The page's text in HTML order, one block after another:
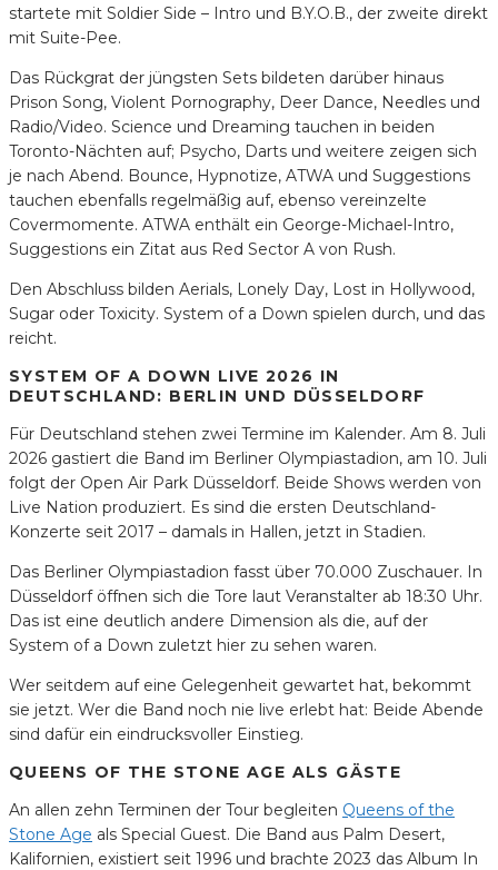
startete mit Soldier Side – Intro und B.Y.O.B., der zweite direkt
mit Suite-Pee.
Das Rückgrat der jüngsten Sets bildeten darüber hinaus
Prison Song, Violent Pornography, Deer Dance, Needles und
Radio/Video. Science und Dreaming tauchen in beiden
Toronto-Nächten auf; Psycho, Darts und weitere zeigen sich
je nach Abend. Bounce, Hypnotize, ATWA und Suggestions
tauchen ebenfalls regelmäßig auf, ebenso vereinzelte
Covermomente. ATWA enthält ein George-Michael-Intro,
Suggestions ein Zitat aus Red Sector A von Rush.
Den Abschluss bilden Aerials, Lonely Day, Lost in Hollywood,
Sugar oder Toxicity. System of a Down spielen durch, und das
reicht.
SYSTEM OF A DOWN LIVE 2026 IN
DEUTSCHLAND: BERLIN UND DÜSSELDORF
Für Deutschland stehen zwei Termine im Kalender. Am 8. Juli
2026 gastiert die Band im Berliner Olympiastadion, am 10. Juli
folgt der Open Air Park Düsseldorf. Beide Shows werden von
Live Nation produziert. Es sind die ersten Deutschland-
Konzerte seit 2017 – damals in Hallen, jetzt in Stadien.
Das Berliner Olympiastadion fasst über 70.000 Zuschauer. In
Düsseldorf öffnen sich die Tore laut Veranstalter ab 18:30 Uhr.
Das ist eine deutlich andere Dimension als die, auf der
System of a Down zuletzt hier zu sehen waren.
Wer seitdem auf eine Gelegenheit gewartet hat, bekommt
sie jetzt. Wer die Band noch nie live erlebt hat: Beide Abende
sind dafür ein eindrucksvoller Einstieg.
QUEENS OF THE STONE AGE ALS GÄSTE
An allen zehn Terminen der Tour begleiten Queens of the
Stone Age als Special Guest. Die Band aus Palm Desert,
Kalifornien, existiert seit 1996 und brachte 2023 das Album In